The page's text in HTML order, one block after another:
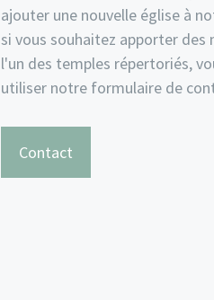
ajouter une nouvelle église à
si vous souhaitez apporter
l'un des temples répertoriés,
utiliser notre formulaire de
Contact